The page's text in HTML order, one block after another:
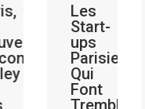
Les
Start-
ups
Parisiennes
Qui
Font
Trembler